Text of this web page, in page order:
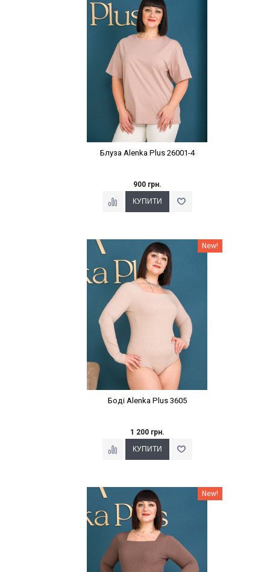
Блуза Alenka Plus 26001-4
900 грн.
Наклейки Варіант з % New!
Боді Alenka Plus 3605
1 200 грн.
Наклейки Варіант з % New!